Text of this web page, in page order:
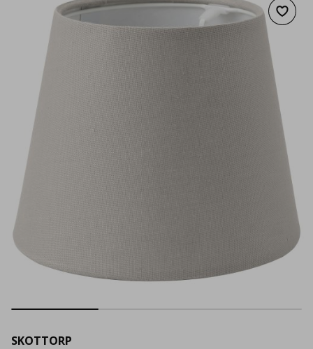
SKOTTORP